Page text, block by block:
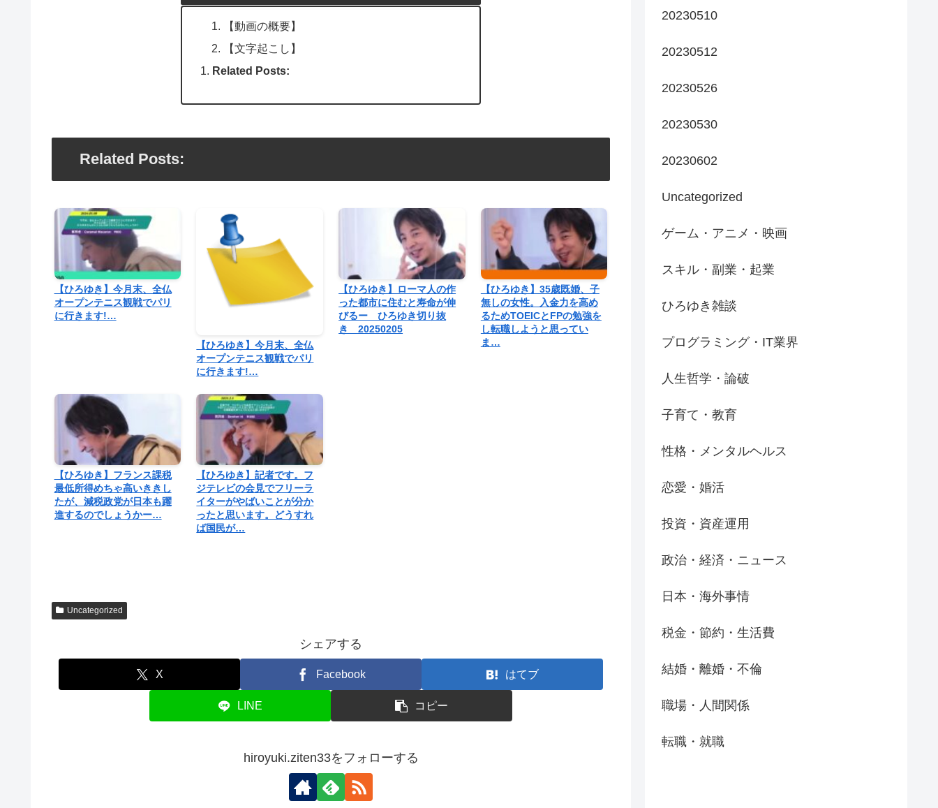
【動画の概要】
【文字起こし】
Related Posts:
Related Posts:
【ひろゆき】今月末、全仏
オープンテニス観戦でパリ
に行きます!…
【ひろゆき】今月末、全仏
オープンテニス観戦でパリ
に行きます!…
【ひろゆき】ローマ人の作
った都市に住むと寿命が伸
びるー ひろゆき切り抜
き 20250205
【ひろゆき】35歳既婚、子
無しの女性。入金力を高め
るためTOEICとFPの勉強を
し転職しようと思ってい
ま…
【ひろゆき】フランス課税
最低所得めちゃ高いききし
たが、減税政党が日本も躍
進するのでしょうかー…
【ひろゆき】記者です。フ
ジテレビの会見でフリーラ
イターがやばいことが分か
ったと思います。どうすれ
ば国民が…
Uncategorized
シェアする
X Facebook はてブ
LINE コピー
hiroyuki.ziten33をフォローする
20230510
20230512
20230526
20230530
20230602
Uncategorized
ゲーム・アニメ・映画
スキル・副業・起業
ひろゆき雑談
プログラミング・IT業界
人生哲学・論破
子育て・教育
性格・メンタルヘルス
恋愛・婚活
投資・資産運用
政治・経済・ニュース
日本・海外事情
税金・節約・生活費
結婚・離婚・不倫
職場・人間関係
転職・就職